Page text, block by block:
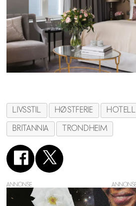
LIVSSTIL HØSTFERIE HOTELL
BRITANNIA
TRONDHEIM
ANNONSE